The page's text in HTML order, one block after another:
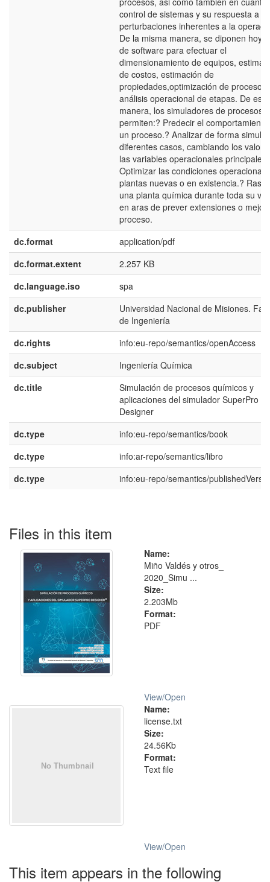
control de sistemas y su respuesta a
perturbaciones inherentes a la
De la misma manera, se diponen hoy
de software para efectuar el
dimensionamiento de equipos,
de costos, estimación de
propiedades,optimización de procesos
análisis operacional de etapas. De esta
manera, los simuladores de procesos
permiten:? Predecir el
un proceso.? Analizar de forma
diferentes casos, cambiando los
las variables operacionales
Optimizar las condiciones
plantas nuevas o en existencia.?
una planta química durante toda su
en aras de prever extensiones o
proceso.
dc.format
application/pdf
dc.format.extent
2.257 KB
dc.language.iso
spa
dc.publisher
Universidad Nacional de Misiones.
de Ingeniería
dc.rights
info:eu-repo/semantics/openAccess
dc.subject
Ingeniería Química
dc.title
Simulación de procesos químicos y
aplicaciones del simulador SuperPro
Designer
dc.type
info:eu-repo/semantics/book
dc.type
info:ar-repo/semantics/libro
dc.type
info:eu-repo/semantics/
Files in this item
Name:
Miño Valdés y otros_
2020_Simu ...
Size:
2.203Mb
Format:
PDF
View/Open
Name:
license.txt
Size:
24.56Kb
Format:
Text file
View/Open
This item appears in the following